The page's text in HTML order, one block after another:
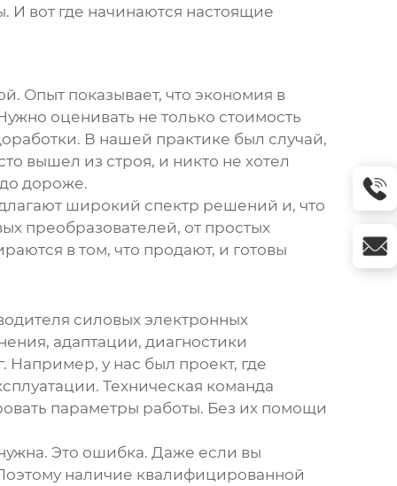
И вот где начинаются настоящие
Опыт показывает, что экономия в
оценивать не только стоимость
В нашей практике был случай,
вышел из строя, и никто не хотел
дороже.
широкий спектр решений и, что
преобразователей, от простых
в том, что продают, и готовы
силовых электронных
адаптации, диагностики
Например, у нас был проект, где
Техническая команда
параметры работы. Без их помощи
Это ошибка. Даже если вы
наличие квалифицированной